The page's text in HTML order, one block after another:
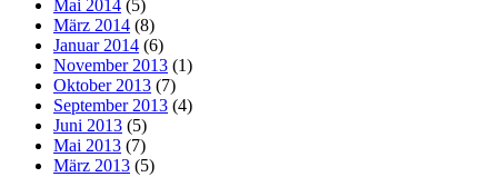
Mai 2014 (5)
März 2014 (8)
Januar 2014 (6)
November 2013 (1)
Oktober 2013 (7)
September 2013 (4)
Juni 2013 (5)
Mai 2013 (7)
März 2013 (5)